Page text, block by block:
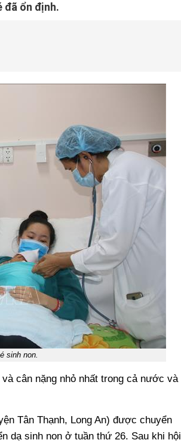
đã ổn định.
sinh non.
cân nặng nhỏ nhất trong cả nước và
Tân Thạnh, Long An) được chuyển
dạ sinh non ở tuần thứ 26. Sau khi hội